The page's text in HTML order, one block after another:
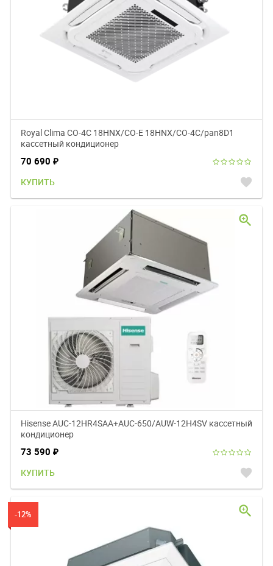
Royal Clima CO-4C 18HNX/CO-E 18HNX/CO-4C/pan8D1
кассетный кондиционер
70 690 ₽
КУПИТЬ favorite
Hisense AUC-12HR4SAA+AUC-650/AUW-12H4SV кассетный
кондиционер
73 590 ₽
КУПИТЬ favorite
zoom_in
-12% zoom_in